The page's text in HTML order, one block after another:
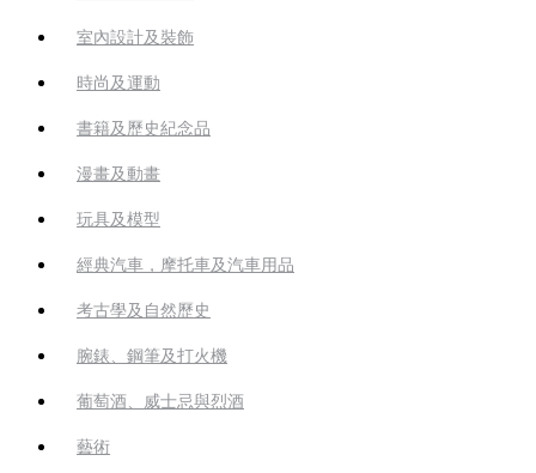
室內設計及裝飾
時尚及運動
書籍及歷史紀念品
漫畫及動畫
玩具及模型
經典汽車，摩托車及汽車用品
考古學及自然歷史
腕錶、鋼筆及打火機
葡萄酒、威士忌與烈酒
藝術